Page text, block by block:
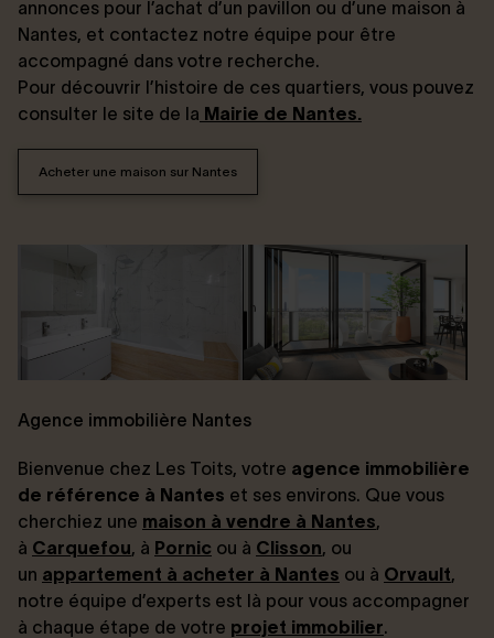
annonces pour l’achat d’un pavillon ou d’une maison à
Nantes, et contactez notre équipe pour être
accompagné dans votre recherche.
Pour découvrir l’histoire de ces quartiers, vous pouvez
consulter le site de la Mairie de Nantes.
Acheter une maison sur Nantes
Agence immobilière Nantes
Bienvenue chez Les Toits, votre agence immobilière
de référence à Nantes et ses environs. Que vous
cherchiez une maison à vendre à Nantes,
à Carquefou, à Pornic ou à Clisson, ou
un appartement à acheter à Nantes ou à Orvault,
notre équipe d’experts est là pour vous accompagner
à chaque étape de votre projet immobilier.